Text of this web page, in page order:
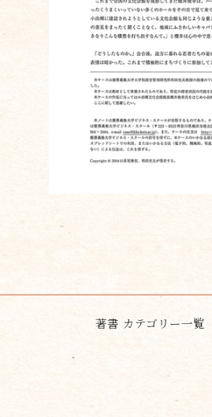
著書 カテゴリー一覧